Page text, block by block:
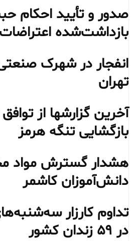
صدور و تأیید احکام
بازداشت‌شده
انفجار در شهرک
تهران
آخرین گزارشها از
بازگشایی تنگه هرمز
هشدار گسترش مواد
دانش‌آموزان کاشمر
تداوم کارزار
در ۵۹ زندان کشور